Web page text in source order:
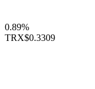
0.89%
TRX$0.3309